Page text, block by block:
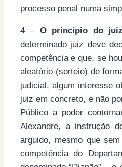
processo penal numa
4 – O princípio do
determinado juiz deve
competência e que, se
aleatório (sorteio) de
judicial, algum interesse
juiz em concreto, e não
Público a poder
Alexandre, a instrução
arguido, mesmo que
competência do